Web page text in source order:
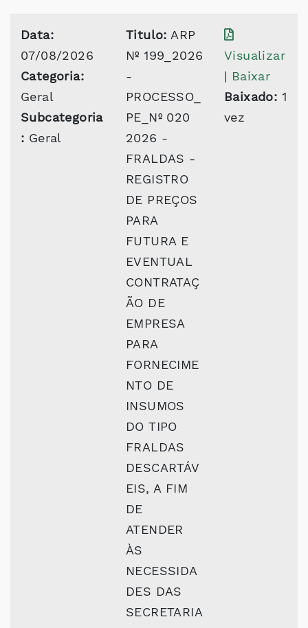
Data:
07/08/2026
Categoria:
Geral
Subcategoria
: Geral
Titulo: ARP
Nº 199_2026
-
PROCESSO_
PE_Nº 020
2026 -
FRALDAS -
REGISTRO
DE PREÇOS
PARA
FUTURA E
EVENTUAL
CONTRATAÇ
ÃO DE
EMPRESA
PARA
FORNECIME
NTO DE
INSUMOS
DO TIPO
FRALDAS
DESCARTÁV
EIS, A FIM
DE
ATENDER
ÀS
NECESSIDA
DES DAS
SECRETARIA
Visualizar
| Baixar
Baixado: 1
vez